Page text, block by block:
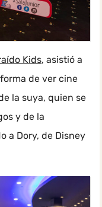
Kids, asistió a
de ver cine
la suya, quien se
y de la
a Dory, de Disney